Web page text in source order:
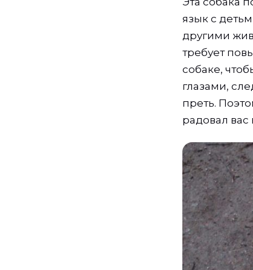
язык с
другими
требует
собаке,
глазами,
преть.
радовал